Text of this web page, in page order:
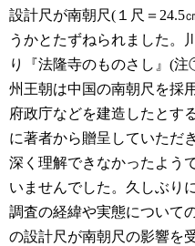
設計尺が南朝尺(１尺＝24.5
うかとたずねられました。
り『法隆寺のものさし』(
州王朝は中国の南朝尺を採
府政庁などを建造したとす
に著者から贈呈していただ
深く理解できなかったよう
いませんでした。久しぶり
調査の経緯や実態について
の設計尺が南朝尺の影響を